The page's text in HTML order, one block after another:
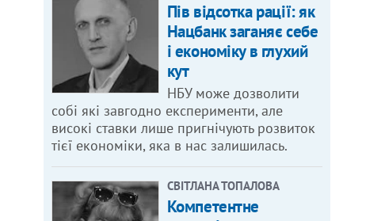
Пів відсотка рації: як
Нацбанк заганяє себе
і економіку в глухий
кут
НБУ може дозволити
собі які завгодно експерименти, але
високі ставки лише пригнічують розвиток
тієї економіки, яка в нас залишилась.
СВІТЛАНА ТОПАЛОВА
Компетентне